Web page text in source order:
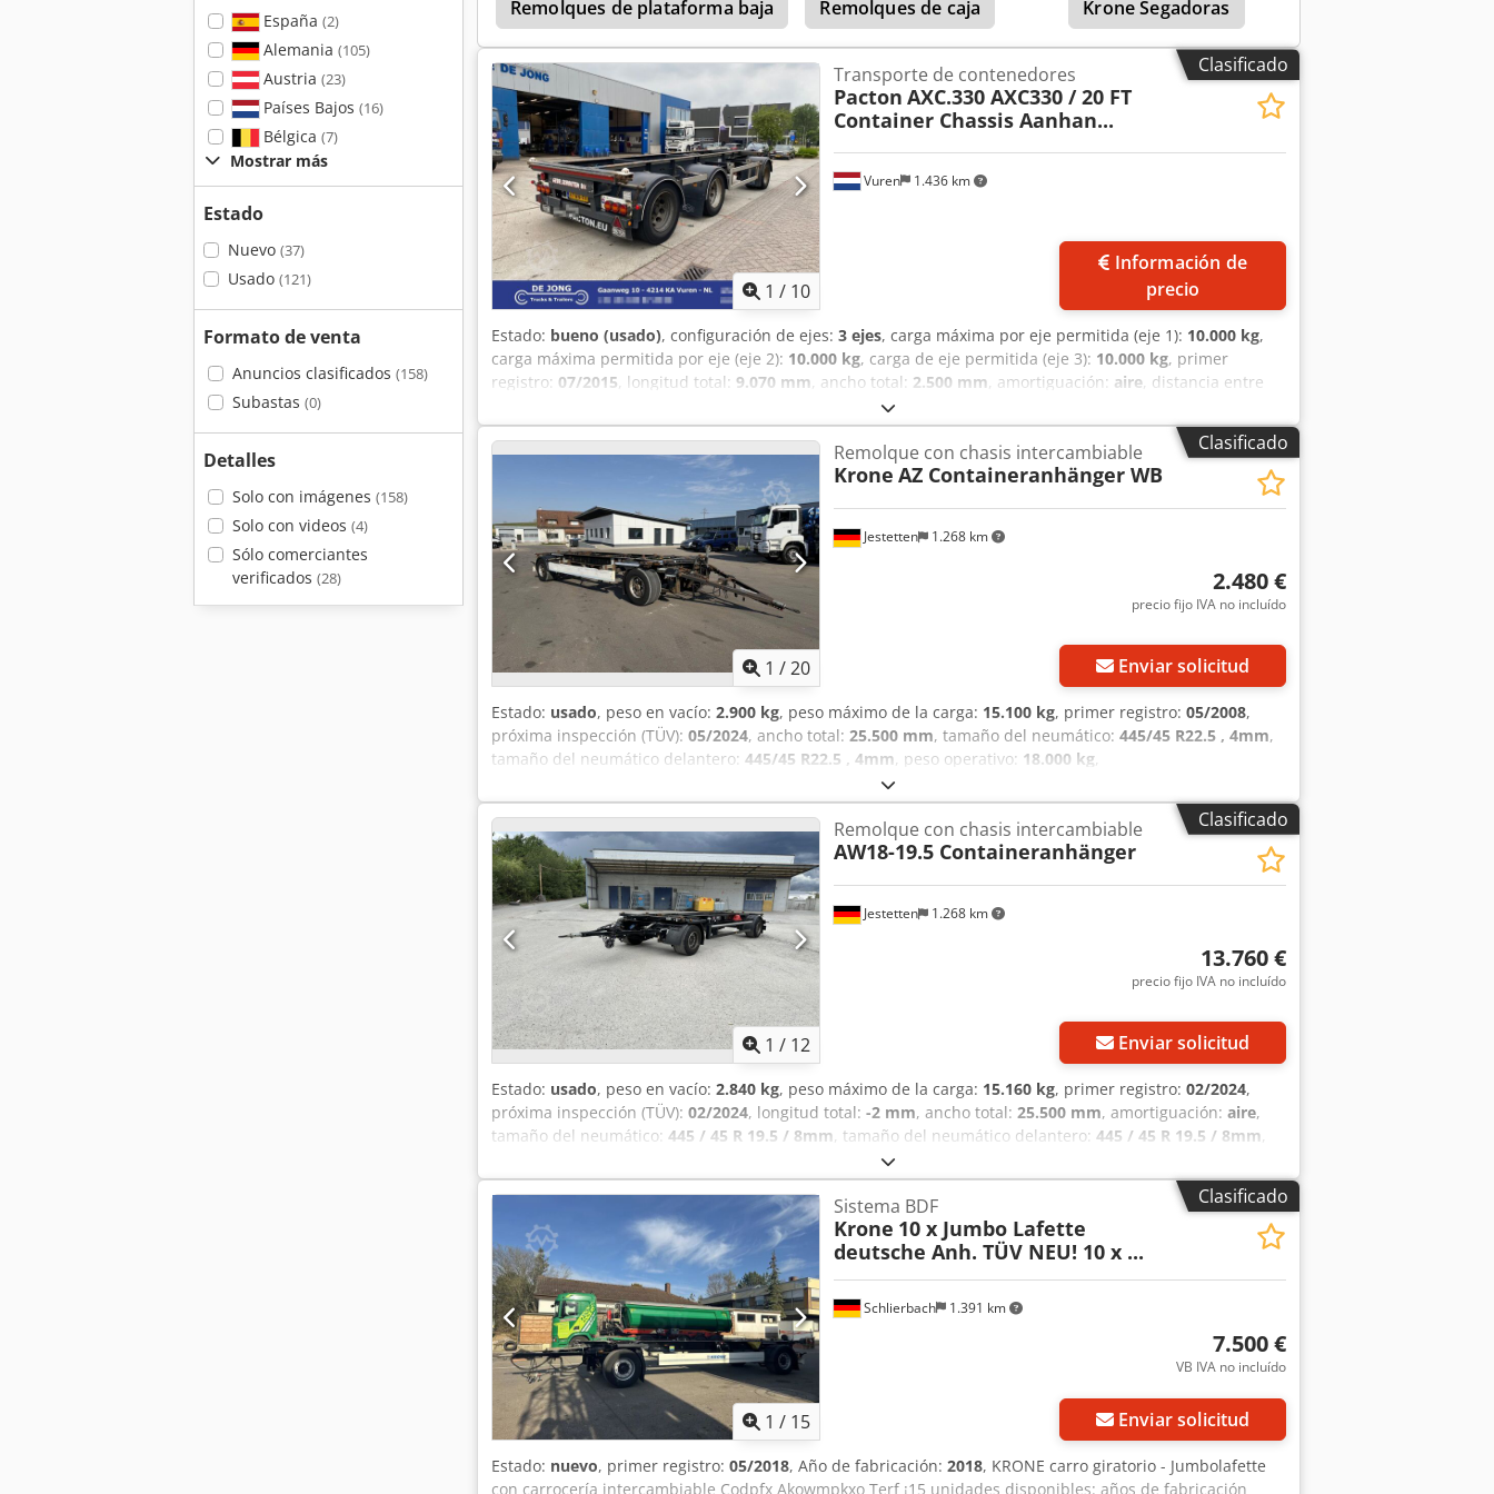
España (2)
Alemania (105)
Austria (23)
Países Bajos (16)
Bélgica (7)
Mostrar más
Estado
Nuevo (37)
Usado (121)
Formato de venta
Anuncios clasificados (158)
Subastas (0)
Detalles
Solo con imágenes (158)
Solo con videos (4)
Sólo comerciantes
verificados (28)
Organización de transportes especiales Estaremos encantados de ayudarle a organizar transportes
especiales. Matrículas temporales/de exportación Estaremos encantados de ayudarle a obtener
matrículas de exportación/matrículas temporales. Tramitación de formalidades aduaneras Estaremos
encantados de ayudarle a tramitar asuntos aduaneros.
Remolques de plataforma baja
Remolques de caja Krone Segadoras
Clasificado
1 / 10
Vuren 1.436 km
Transporte de contenedores
Pacton AXC.330 AXC330 / 20 FT
Container Chassis Aanhan...
precio
Estado: bueno (usado), configuración de ejes: 3 ejes, carga máxima por eje permitida (eje 1): 10.000 kg,
carga máxima permitida por eje (eje 2): 10.000 kg, carga de eje permitida (eje 3): 10.000 kg, primer
registro: 07/2015, longitud total: 9.070 mm, ancho total: 2.500 mm, amortiguación: aire, distancia entre
2015
Suspensión: suspensión neumática Eje delantero: doble neumático; carga máxima por eje: 10 000 kg;
dirección; frenos: frenos de disco Eje trasero 1: doble neumático; eje elevable; carga máxima por eje: 10
000 kg; frenos: frenos de tambor Eje trasero 2: doble neumático; carga máxima por eje: 10 000 kg; frenos:
frenos de tambor Pesos Peso en vacío: 4900 kg Carga útil: 25 100 kg Peso bruto vehicular (PBV): 30 000 kg
Estado Estado técnico: bueno Estado estético: bueno Información financiera Precio: a consultar
Identificación Matrícula: 67-WN-FV Información adicional Póngase en contacto con Arie para obtener más
información. = Opciones y accesorios adicionales = - Bloqueos de giro Codpfxsztdi Hj Ak Torf = Notas =
Pacton AXC330 / Chasis para contenedor / Remolque / BPW + tambor
Clasificado
1 /20
Jestetten 1.268 km
Remolque con chasis intercambiable
Krone AZ Containeranhänger WB
2.480 €
precio fijo IVA no incluído
Enviar solicitud
Estado: usado, peso en vacío: 2.900 kg, peso máximo de la carga: 15.100 kg, primer registro: 05/2008,
próxima inspección (TÜV): 05/2024, ancho total: 25.500 mm, tamaño del neumático: 445/45 R22.5 , 4mm,
tamaño del neumático delantero: 445/45 R22.5 , 4mm, peso operativo: 18.000 kg,
Clasificado
1 / 12
Jestetten 1.268 km
Remolque con chasis intercambiable
AW18-19.5 Containeranhänger
13.760 €
precio fijo IVA no incluído
Enviar solicitud
Estado: usado, peso en vacío: 2.840 kg, peso máximo de la carga: 15.160 kg, primer registro: 02/2024,
próxima inspección (TÜV): 02/2024, longitud total: -2 mm, ancho total: 25.500 mm, amortiguación: aire,
tamaño del neumático: 445 / 45 R 19.5 / 8mm, tamaño del neumático delantero: 445 / 45 R 19.5 / 8mm,
Clasificado
1 / 15
Schlierbach 1.391 km
Sistema BDF
Krone 10 x Jumbo Lafette
deutsche Anh. TÜV NEU! 10 x ...
7.500 €
VB IVA no incluído
Enviar solicitud
Estado: nuevo, primer registro: 05/2018, Año de fabricación: 2018, KRONE carro giratorio - Jumbolafette
con carrocería intercambiable Codpfx Akowmpkxo Terf ¡15 unidades disponibles: años de fabricación